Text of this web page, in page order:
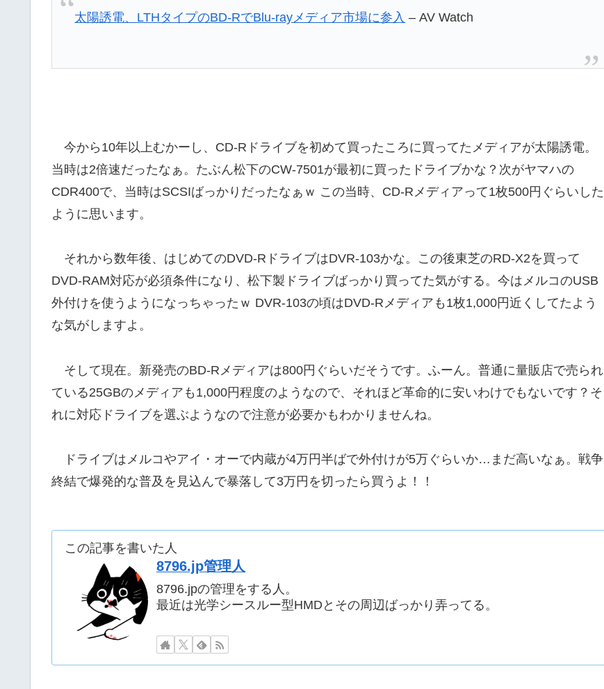
太陽誘電、LTHタイプのBD-RでBlu-rayメディア市場に参入 – AV Watch
今から10年以上むかーし、CD-Rドライブを初めて買ったころに買ってたメディアが太陽誘電。
当時は2倍速だったなぁ。たぶん松下のCW-7501が最初に買ったドライブかな？次がヤマハの
CDR400で、当時はSCSIばっかりだったなぁｗ この当時、CD-Rメディアって1枚500円ぐらいした
ように思います。
それから数年後、はじめてのDVD-RドライブはDVR-103かな。この後東芝のRD-X2を買って
DVD-RAM対応が必須条件になり、松下製ドライブばっかり買ってた気がする。今はメルコのUSB
外付けを使うようになっちゃったｗ DVR-103の頃はDVD-Rメディアも1枚1,000円近くしてたよう
な気がしますよ。
そして現在。新発売のBD-Rメディアは800円ぐらいだそうです。ふーん。普通に量販店で売られ
ている25GBのメディアも1,000円程度のようなので、それほど革命的に安いわけでもないです？そ
れに対応ドライブを選ぶようなので注意が必要かもわかりませんね。
ドライブはメルコやアイ・オーで内蔵が4万円半ばで外付けが5万ぐらいか…まだ高いなぁ。戦争
終結で爆発的な普及を見込んで暴落して3万円を切ったら買うよ！！
この記事を書いた人
8796.jp管理人
8796.jpの管理をする人。
最近は光学シースルー型HMDとその周辺ばっかり弄ってる。